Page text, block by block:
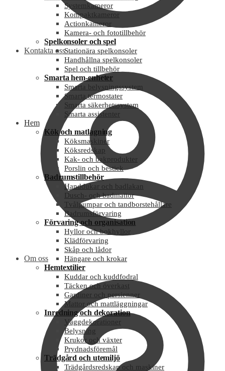
Kontakta oss
Om oss
Systemkameror
Kompaktkameror
Actionkameror
Kamera- och fototillbehör
Spelkonsoler och spel
Stationära spelkonsoler
Handhållna spelkonsoler
Spel och tillbehör
Smarta hem-enheter
Smarta belysningssystem
Smarta termostater
Smarta säkerhetssystem
Smarta assistenter
Hem
Kök och matlagning
Köksmaskiner
Köksredskap
Kak- och bakprodukter
Porslin och bestick
Badrumstillbehör
Handdukar och badlakan
Dusch- och badmattor
Tvålpumpar och tandborstehållare
Badrumsförvaring
Förvaring och organisation
Hyllor och bokhyllor
Klädförvaring
Skåp och lådor
Hängare och krokar
Hemtextilier
Kuddar och kuddfodral
Täcken och överkast
Gardiner och persienner
Mattor och mattläggningar
Inredning och dekoration
Väggdekorationer
Belysning
Krukor och växter
Prydnadsföremål
Trädgård och utemiljö
Trädgårdsredskap och maskiner